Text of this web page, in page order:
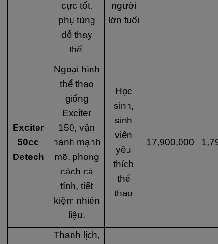
cực tốt,
phụ tùng
dễ thay
thế.
người
lớn tuổi
Exciter
50cc
Detech
Ngoại hình
thể thao
giống
Exciter
150, vận
hành mạnh
mẽ, phong
cách cá
tính, tiết
kiệm nhiên
liệu.
Học
sinh,
sinh
viên
yêu
thích
thể
thao
17,900,000
Thanh lịch,